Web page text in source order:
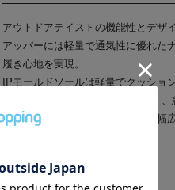
アウトドアテイストの機能性とデザ
アッパーには軽量で通気性に優れた
履き心地を実現。
IPモールドソールは軽量でクッショ
さらに、4cm4時間防水機能を備え
アウトドアからタウンユースまで幅
【メイン効果】